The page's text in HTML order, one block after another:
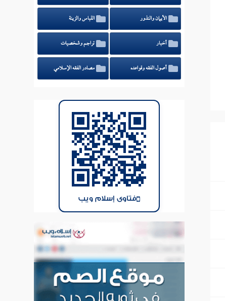
الأيمان والنذور اللباس والزينة
أخبار تراجم وشخصيات
أصول الفقه وقواعده مصادر الفقه الإسلامي
فتاوى إسلام ويب